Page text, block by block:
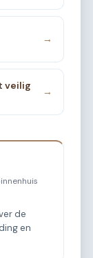
→
veilig
→
de
en